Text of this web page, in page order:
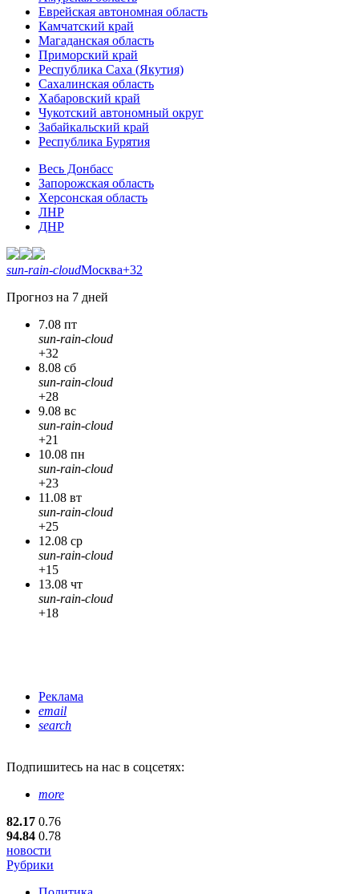
Еврейская автономная область
Камчатский край
Магаданская область
Приморский край
Республика Саха (Якутия)
Сахалинская область
Хабаровский край
Чукотский автономный округ
Забайкальский край
Республика Бурятия
Весь Донбасс
Запорожская область
Херсонская область
ЛНР
ДНР
sun-rain-cloudМосква+32
Прогноз на 7 дней
7.08 пт
sun-rain-cloud
+32
8.08 сб
sun-rain-cloud
+28
9.08 вс
sun-rain-cloud
+21
10.08 пн
sun-rain-cloud
+23
11.08 вт
sun-rain-cloud
+25
12.08 ср
sun-rain-cloud
+15
13.08 чт
sun-rain-cloud
+18
Реклама
email
search
Подпишитесь на нас в соцсетях:
more
82.17 0.76
94.84 0.78
новости
Рубрики